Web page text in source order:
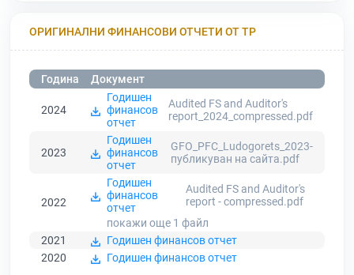
ОРИГИНАЛНИ ФИНАНСОВИ ОТЧЕТИ ОТ ТР
Година Документ
2024
Годишен
финансов
отчет
Audited FS and Auditor's
report_2024_compressed.pdf
2023
Годишен
финансов
отчет
GFO_PFC_Ludogorets_2023-
публикуван на сайта.pdf
2022
Годишен
финансов
отчет
Audited FS and Auditor's
report - compressed.pdf
покажи още 1 файл
2021
Годишен финансов отчет
2020
Годишен финансов отчет